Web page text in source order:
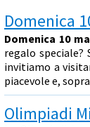
Domenica
Domenica 10
regalo speciale?
invitiamo a
piacevole e,
Olimpiadi